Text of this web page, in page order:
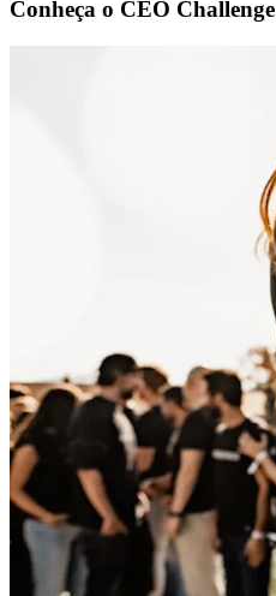
Conheça o CEO Challenge